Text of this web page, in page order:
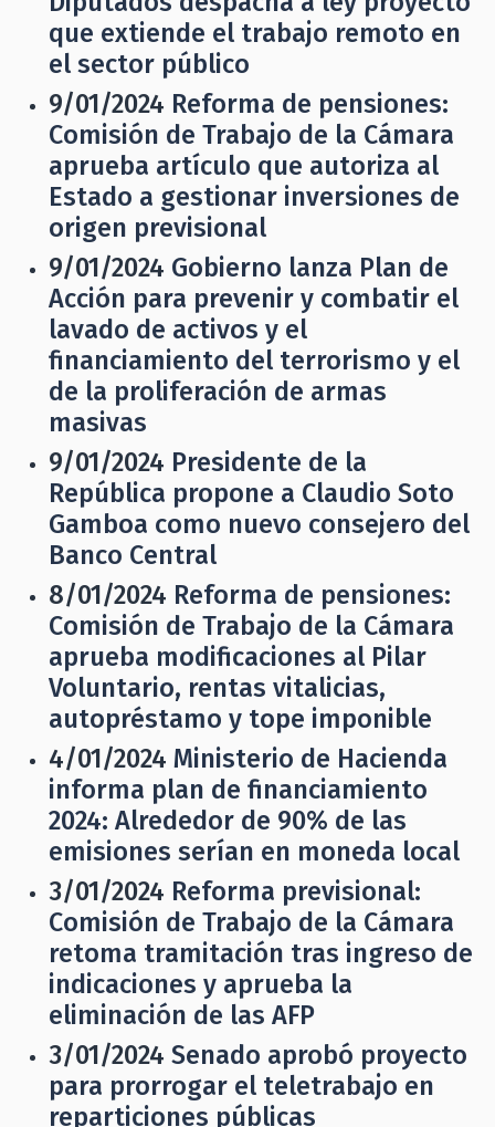
que extiende el trabajo remoto en
el sector público
9/01/2024 Reforma de pensiones:
Comisión de Trabajo de la Cámara
aprueba artículo que autoriza al
Estado a gestionar inversiones de
origen previsional
9/01/2024 Gobierno lanza Plan de
Acción para prevenir y combatir el
lavado de activos y el
financiamiento del terrorismo y el
de la proliferación de armas
masivas
9/01/2024 Presidente de la
República propone a Claudio Soto
Gamboa como nuevo consejero del
Banco Central
8/01/2024 Reforma de pensiones:
Comisión de Trabajo de la Cámara
aprueba modificaciones al Pilar
Voluntario, rentas vitalicias,
autopréstamo y tope imponible
4/01/2024 Ministerio de Hacienda
informa plan de financiamiento
2024: Alrededor de 90% de las
emisiones serían en moneda local
3/01/2024 Reforma previsional:
Comisión de Trabajo de la Cámara
retoma tramitación tras ingreso de
indicaciones y aprueba la
eliminación de las AFP
3/01/2024 Senado aprobó proyecto
para prorrogar el teletrabajo en
reparticiones públicas